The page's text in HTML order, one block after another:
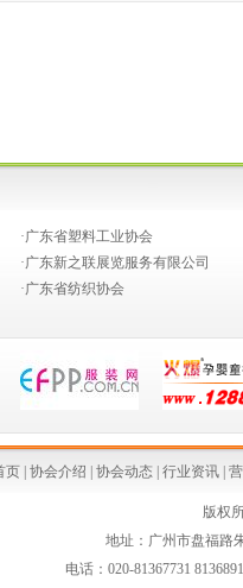
·广东省塑料工业协会
·广东新之联展览服务有限公司
·广东省纺织协会
页 协会介绍 协会动态 行业资讯
版权
地址：广州市盘福路
电话：020-81367731